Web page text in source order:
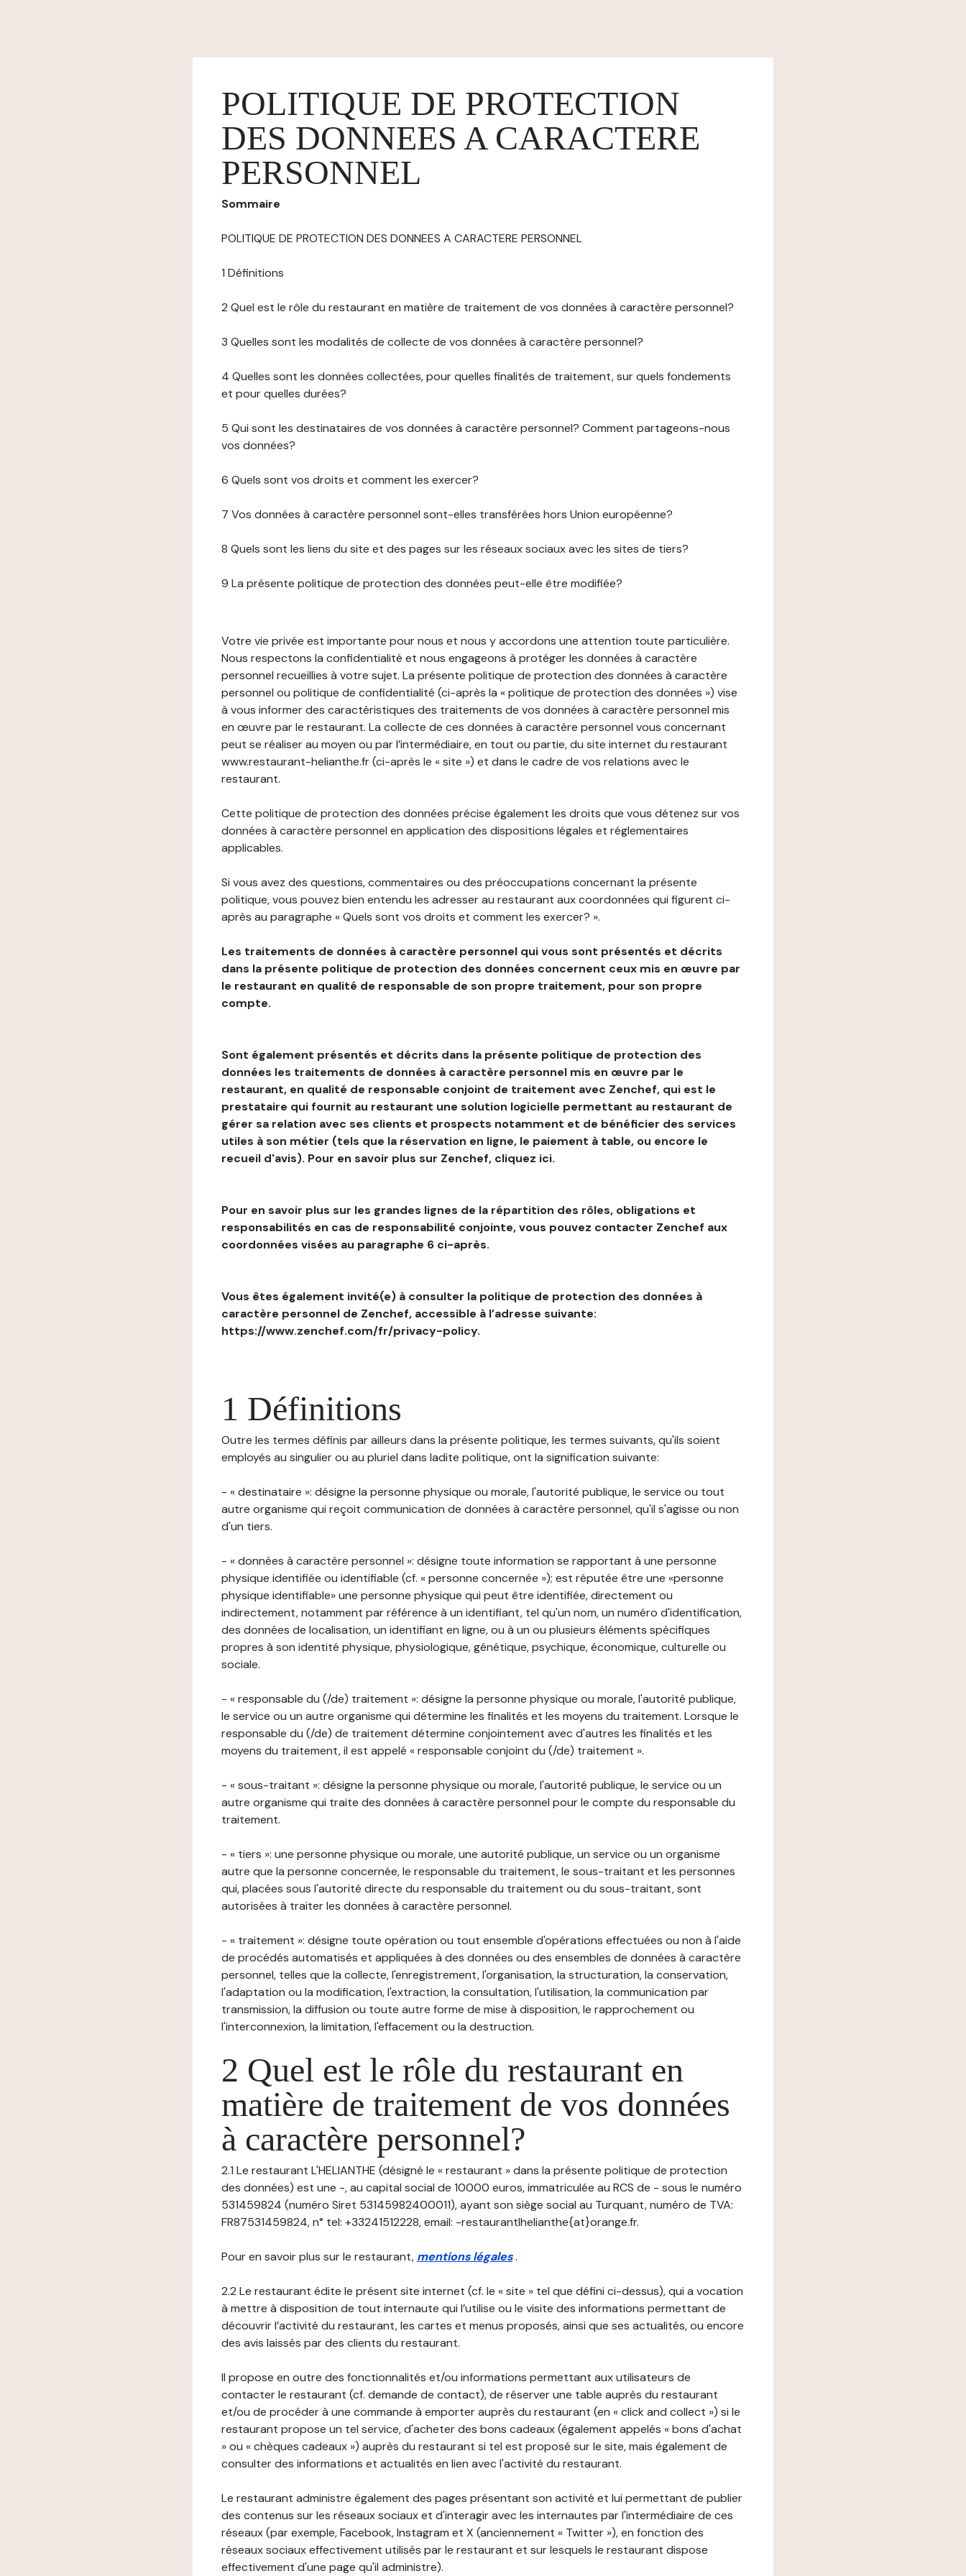
POLITIQUE DE PROTECTION
DES DONNEES A CARACTERE
PERSONNEL
Sommaire
POLITIQUE DE PROTECTION DES DONNEES A CARACTERE PERSONNEL
1 Définitions
2 Quel est le rôle du restaurant en matière de traitement de vos données à caractère personnel?
3 Quelles sont les modalités de collecte de vos données à caractère personnel?
4 Quelles sont les données collectées, pour quelles finalités de traitement, sur quels fondements
et pour quelles durées?
5 Qui sont les destinataires de vos données à caractère personnel? Comment partageons-nous
vos données?
6 Quels sont vos droits et comment les exercer?
7 Vos données à caractère personnel sont-elles transférées hors Union européenne?
8 Quels sont les liens du site et des pages sur les réseaux sociaux avec les sites de tiers?
9 La présente politique de protection des données peut-elle être modifiée?
Votre vie privée est importante pour nous et nous y accordons une attention toute particulière.
Nous respectons la confidentialité et nous engageons à protéger les données à caractère
personnel recueillies à votre sujet. La présente politique de protection des données à caractère
personnel ou politique de confidentialité (ci-après la « politique de protection des données ») vise
à vous informer des caractéristiques des traitements de vos données à caractère personnel mis
en œuvre par le restaurant. La collecte de ces données à caractère personnel vous concernant
peut se réaliser au moyen ou par l’intermédiaire, en tout ou partie, du site internet du restaurant
www.restaurant-helianthe.fr (ci-après le « site ») et dans le cadre de vos relations avec le
restaurant.
Cette politique de protection des données précise également les droits que vous détenez sur vos
données à caractère personnel en application des dispositions légales et réglementaires
applicables.
Si vous avez des questions, commentaires ou des préoccupations concernant la présente
politique, vous pouvez bien entendu les adresser au restaurant aux coordonnées qui figurent ci-
après au paragraphe « Quels sont vos droits et comment les exercer? ».
Les traitements de données à caractère personnel qui vous sont présentés et décrits
dans la présente politique de protection des données concernent ceux mis en œuvre par
le restaurant en qualité de responsable de son propre traitement, pour son propre
compte.
Sont également présentés et décrits dans la présente politique de protection des
données les traitements de données à caractère personnel mis en œuvre par le
restaurant, en qualité de responsable conjoint de traitement avec Zenchef, qui est le
prestataire qui fournit au restaurant une solution logicielle permettant au restaurant de
gérer sa relation avec ses clients et prospects notamment et de bénéficier des services
utiles à son métier (tels que la réservation en ligne, le paiement à table, ou encore le
recueil d'avis). Pour en savoir plus sur Zenchef, cliquez ici.
Pour en savoir plus sur les grandes lignes de la répartition des rôles, obligations et
responsabilités en cas de responsabilité conjointe, vous pouvez contacter Zenchef aux
coordonnées visées au paragraphe 6 ci-après.
Vous êtes également invité(e) à consulter la politique de protection des données à
caractère personnel de Zenchef, accessible à l’adresse suivante:
https://www.zenchef.com/fr/privacy-policy.
1 Définitions
Outre les termes définis par ailleurs dans la présente politique, les termes suivants, qu'ils soient
employés au singulier ou au pluriel dans ladite politique, ont la signification suivante:
- « destinataire »: désigne la personne physique ou morale, l'autorité publique, le service ou tout
autre organisme qui reçoit communication de données à caractère personnel, qu'il s'agisse ou non
d'un tiers.
- « données à caractère personnel »: désigne toute information se rapportant à une personne
physique identifiée ou identifiable (cf. « personne concernée »); est réputée être une «personne
physique identifiable» une personne physique qui peut être identifiée, directement ou
indirectement, notamment par référence à un identifiant, tel qu'un nom, un numéro d'identification,
des données de localisation, un identifiant en ligne, ou à un ou plusieurs éléments spécifiques
propres à son identité physique, physiologique, génétique, psychique, économique, culturelle ou
sociale.
- « responsable du (/de) traitement »: désigne la personne physique ou morale, l'autorité publique,
le service ou un autre organisme qui détermine les finalités et les moyens du traitement. Lorsque le
responsable du (/de) de traitement détermine conjointement avec d'autres les finalités et les
moyens du traitement, il est appelé « responsable conjoint du (/de) traitement ».
- « sous-traitant »: désigne la personne physique ou morale, l'autorité publique, le service ou un
autre organisme qui traite des données à caractère personnel pour le compte du responsable du
traitement.
- « tiers »: une personne physique ou morale, une autorité publique, un service ou un organisme
autre que la personne concernée, le responsable du traitement, le sous-traitant et les personnes
qui, placées sous l'autorité directe du responsable du traitement ou du sous-traitant, sont
autorisées à traiter les données à caractère personnel.
- « traitement »: désigne toute opération ou tout ensemble d'opérations effectuées ou non à l'aide
de procédés automatisés et appliquées à des données ou des ensembles de données à caractère
personnel, telles que la collecte, l'enregistrement, l'organisation, la structuration, la conservation,
l'adaptation ou la modification, l'extraction, la consultation, l'utilisation, la communication par
transmission, la diffusion ou toute autre forme de mise à disposition, le rapprochement ou
l'interconnexion, la limitation, l'effacement ou la destruction.
2 Quel est le rôle du restaurant en
matière de traitement de vos données
à caractère personnel?
2.1 Le restaurant L'HELIANTHE (désigné le « restaurant » dans la présente politique de protection
des données) est une -, au capital social de 10000 euros, immatriculée au RCS de - sous le numéro
531459824 (numéro Siret 53145982400011), ayant son siège social au Turquant, numéro de TVA:
FR87531459824, n° tel: +33241512228, email: -restaurantlhelianthe{at}orange.fr.
Pour en savoir plus sur le restaurant, mentions légales.
2.2 Le restaurant édite le présent site internet (cf. le « site » tel que défini ci-dessus), qui a vocation
à mettre à disposition de tout internaute qui l’utilise ou le visite des informations permettant de
découvrir l’activité du restaurant, les cartes et menus proposés, ainsi que ses actualités, ou encore
des avis laissés par des clients du restaurant.
Il propose en outre des fonctionnalités et/ou informations permettant aux utilisateurs de
contacter le restaurant (cf. demande de contact), de réserver une table auprès du restaurant
et/ou de procéder à une commande à emporter auprès du restaurant (en « click and collect ») si le
restaurant propose un tel service, d'acheter des bons cadeaux (également appelés « bons d'achat
» ou « chèques cadeaux ») auprès du restaurant si tel est proposé sur le site, mais également de
consulter des informations et actualités en lien avec l'activité du restaurant.
Le restaurant administre également des pages présentant son activité et lui permettant de publier
des contenus sur les réseaux sociaux et d'interagir avec les internautes par l'intermédiaire de ces
réseaux (par exemple, Facebook, Instagram et X (anciennement « Twitter »), en fonction des
réseaux sociaux effectivement utilisés par le restaurant et sur lesquels le restaurant dispose
effectivement d'une page qu'il administre).